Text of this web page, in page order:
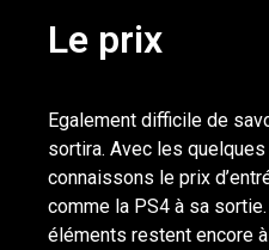
Le prix
Egalement difficile de
sortira. Avec les
connaissons le prix
comme la PS4 à sa
éléments restent encore